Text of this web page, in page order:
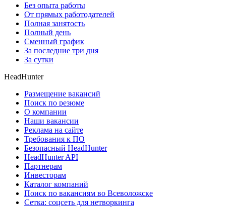
Без опыта работы
От прямых работодателей
Полная занятость
Полный день
Сменный график
За последние три дня
За сутки
HeadHunter
Размещение вакансий
Поиск по резюме
О компании
Наши вакансии
Реклама на сайте
Требования к ПО
Безопасный HeadHunter
HeadHunter API
Партнерам
Инвесторам
Каталог компаний
Поиск по вакансиям во Всеволожске
Сетка: соцсеть для нетворкинга